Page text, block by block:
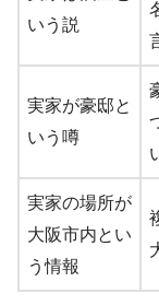
いう説
実家が豪邸と
いう噂
実家の場所が
大阪市内とい
う情報